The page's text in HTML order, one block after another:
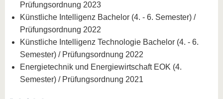
Prüfungsordnung 2023
Künstliche Intelligenz Bachelor (4. - 6. Semester) /
Prüfungsordnung 2022
Künstliche Intelligenz Technologie Bachelor (4. - 6.
Semester) / Prüfungsordnung 2022
Energietechnik und Energiewirtschaft EOK (4.
Semester) / Prüfungsordnung 2021